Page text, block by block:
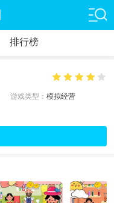
排行榜
游戏类型： 模拟经营